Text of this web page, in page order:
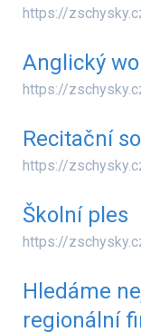
https://
Anglický
https://
Recitační
https://
Školní ples
https://
Hledáme
regionální